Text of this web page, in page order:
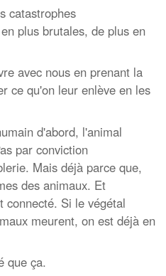
catastrophes
plus brutales, de plus en
avec nous en prenant la
ce qu'on leur enlève en les
d'abord, l'animal
par conviction
Mais déjà parce que,
des animaux. Et
connecté. Si le végétal
meurent, on est déjà en
que ça.